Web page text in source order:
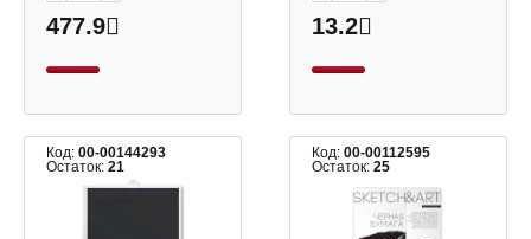
477.9 13.2
Код: 00-00144293
Остаток: 21
Код:00-00112595
Остаток:25